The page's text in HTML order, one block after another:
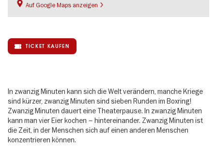
Auf Google Maps anzeigen
TICKET KAUFEN
In zwanzig Minuten kann sich die Welt verändern, manche Kriege
sind kürzer, zwanzig Minuten sind sieben Runden im Boxring!
Zwanzig Minuten dauert eine Theaterpause. In zwanzig Minuten
kann man vier Eier kochen – hintereinander. Zwanzig Minuten ist
die Zeit, in der Menschen sich auf einen anderen Menschen
konzentrieren können.